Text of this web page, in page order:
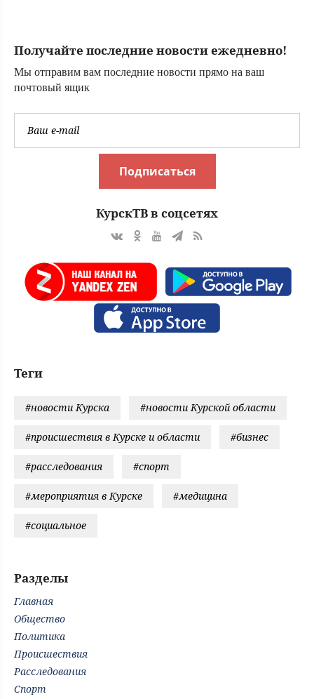
07/08/2026 –
Получайте последние новости ежедневно!
Мы отправим вам последние новости прямо на ваш
почтовый ящик
Подписаться
КурскТВ в соцсетях
Теги
#новости Курска #новости Курской области
#происшествия в Курске и области #бизнес
#расследования #спорт
#мероприятия в Курске #медицина
#социальное
Разделы
Главная
Общество
Политика
Происшествия
Расследования
Спорт